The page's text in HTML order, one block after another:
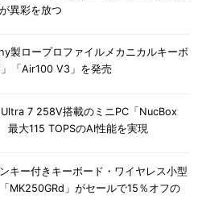
異彩を放つ
製ロープロファイルメカニカルキーボ
「Air100 V3」を発売
7 258V搭載のミニPC「NucBox
最大115 TOPSのAI性能を実現
キー付きキーボード・ワイヤレス小型
MK250GRd」がセールで15％オフの